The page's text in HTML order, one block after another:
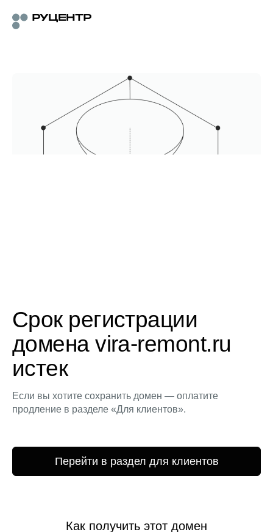
Срок регистрации
домена vira-remont.ru
истек
Если вы хотите сохранить домен — оплатите
продление в разделе «Для клиентов».
Перейти в раздел для клиентов
Как получить этот домен